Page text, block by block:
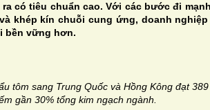
có tiêu chuẩn cao. Với các bước đi
khép kín chuỗi cung ứng, doanh nghiệp
bền vững hơn.
tôm sang Trung Quốc và Hồng Kông đạt
gần 30% tổng kim ngạch ngành.